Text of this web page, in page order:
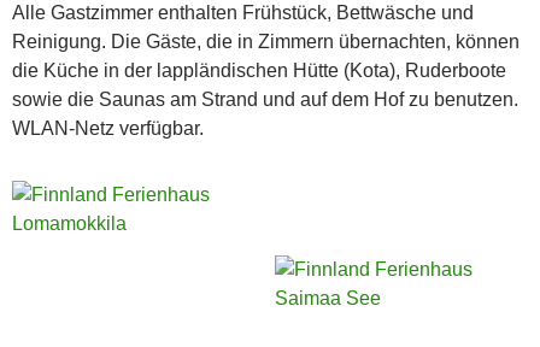
Alle Gastzimmer enthalten Frühstück, Bettwäsche und
Reinigung. Die Gäste, die in Zimmern übernachten, können
die Küche in der lappländischen Hütte (Kota), Ruderboote
sowie die Saunas am Strand und auf dem Hof zu benutzen.
WLAN-Netz verfügbar.